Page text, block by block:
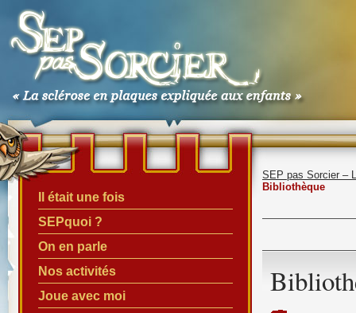
Il était une fois
SEPquoi ?
On en parle
Nos activités
Joue avec moi
SEP pas Sorcier –
Bibliothèque